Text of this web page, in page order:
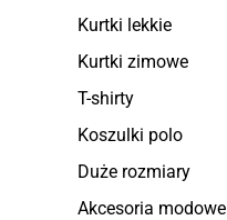
Kurtki lekkie
Kurtki zimowe
T-shirty
Koszulki polo
Duże rozmiary
Akcesoria modowe